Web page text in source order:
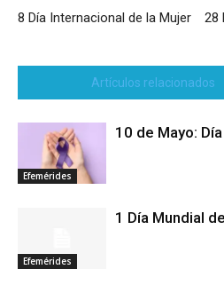
8 Día Internacional de la Mujer 28
Artículos relacionados
Efemérides
10 de Mayo:
Efemérides
1 Día Mundial